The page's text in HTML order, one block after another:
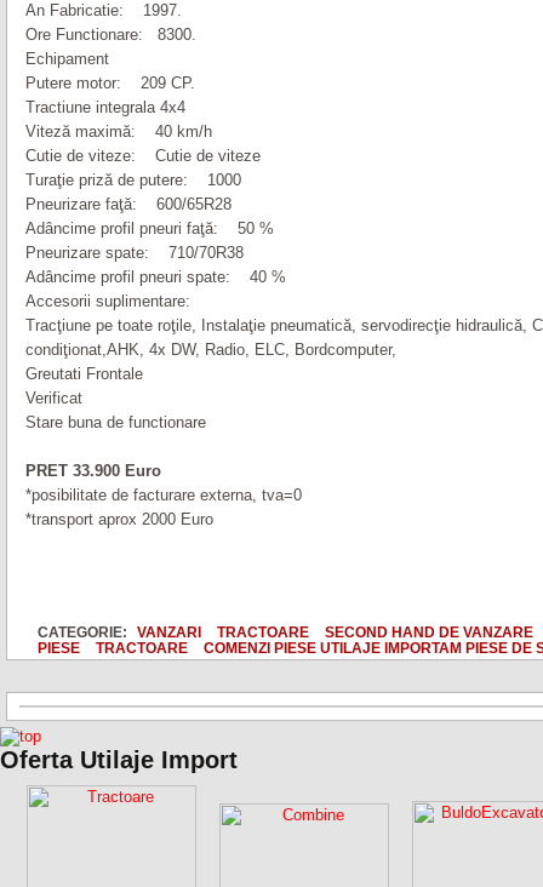
An Fabricatie: 1997.
Ore Functionare: 8300.
Echipament
Putere motor: 209 CP.
Tractiune integrala 4x4
Viteză maximă: 40 km/h
Cutie de viteze: Cutie de viteze
Turaţie priză de putere: 1000
Pneurizare faţă: 600/65R28
Adâncime profil pneuri faţă: 50 %
Pneurizare spate: 710/70R38
Adâncime profil pneuri spate: 40 %
Accesorii suplimentare:
Tracţiune pe toate roţile, Instalaţie pneumatică, servodirecţie hidraulică,
condiţionat,AHK, 4x DW, Radio, ELC, Bordcomputer,
Greutati Frontale
Verificat
Stare buna de functionare
PRET 33.900 Euro
*posibilitate de facturare externa, tva=0
*transport aprox 2000 Euro
CATEGORIE: VANZARI TRACTOARE
SECOND HAND DE VANZARE
PIESE
TRACTOARE COMENZI PIESE UTILAJE IMPORTAM PIESE DE
Oferta Utilaje Import